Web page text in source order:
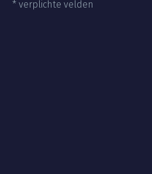
* verplichte velden